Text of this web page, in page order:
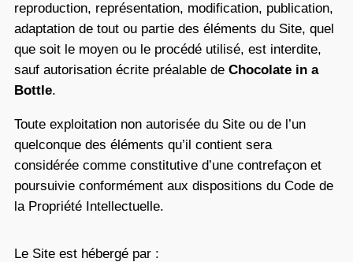
reproduction, représentation, modification, publication,
adaptation de tout ou partie des éléments du Site, quel
que soit le moyen ou le procédé utilisé, est interdite,
sauf autorisation écrite préalable de Chocolate in a
Bottle.
Toute exploitation non autorisée du Site ou de l’un
quelconque des éléments qu’il contient sera
considérée comme constitutive d’une contrefaçon et
poursuivie conformément aux dispositions du Code de
la Propriété Intellectuelle.
Le Site est hébergé par :